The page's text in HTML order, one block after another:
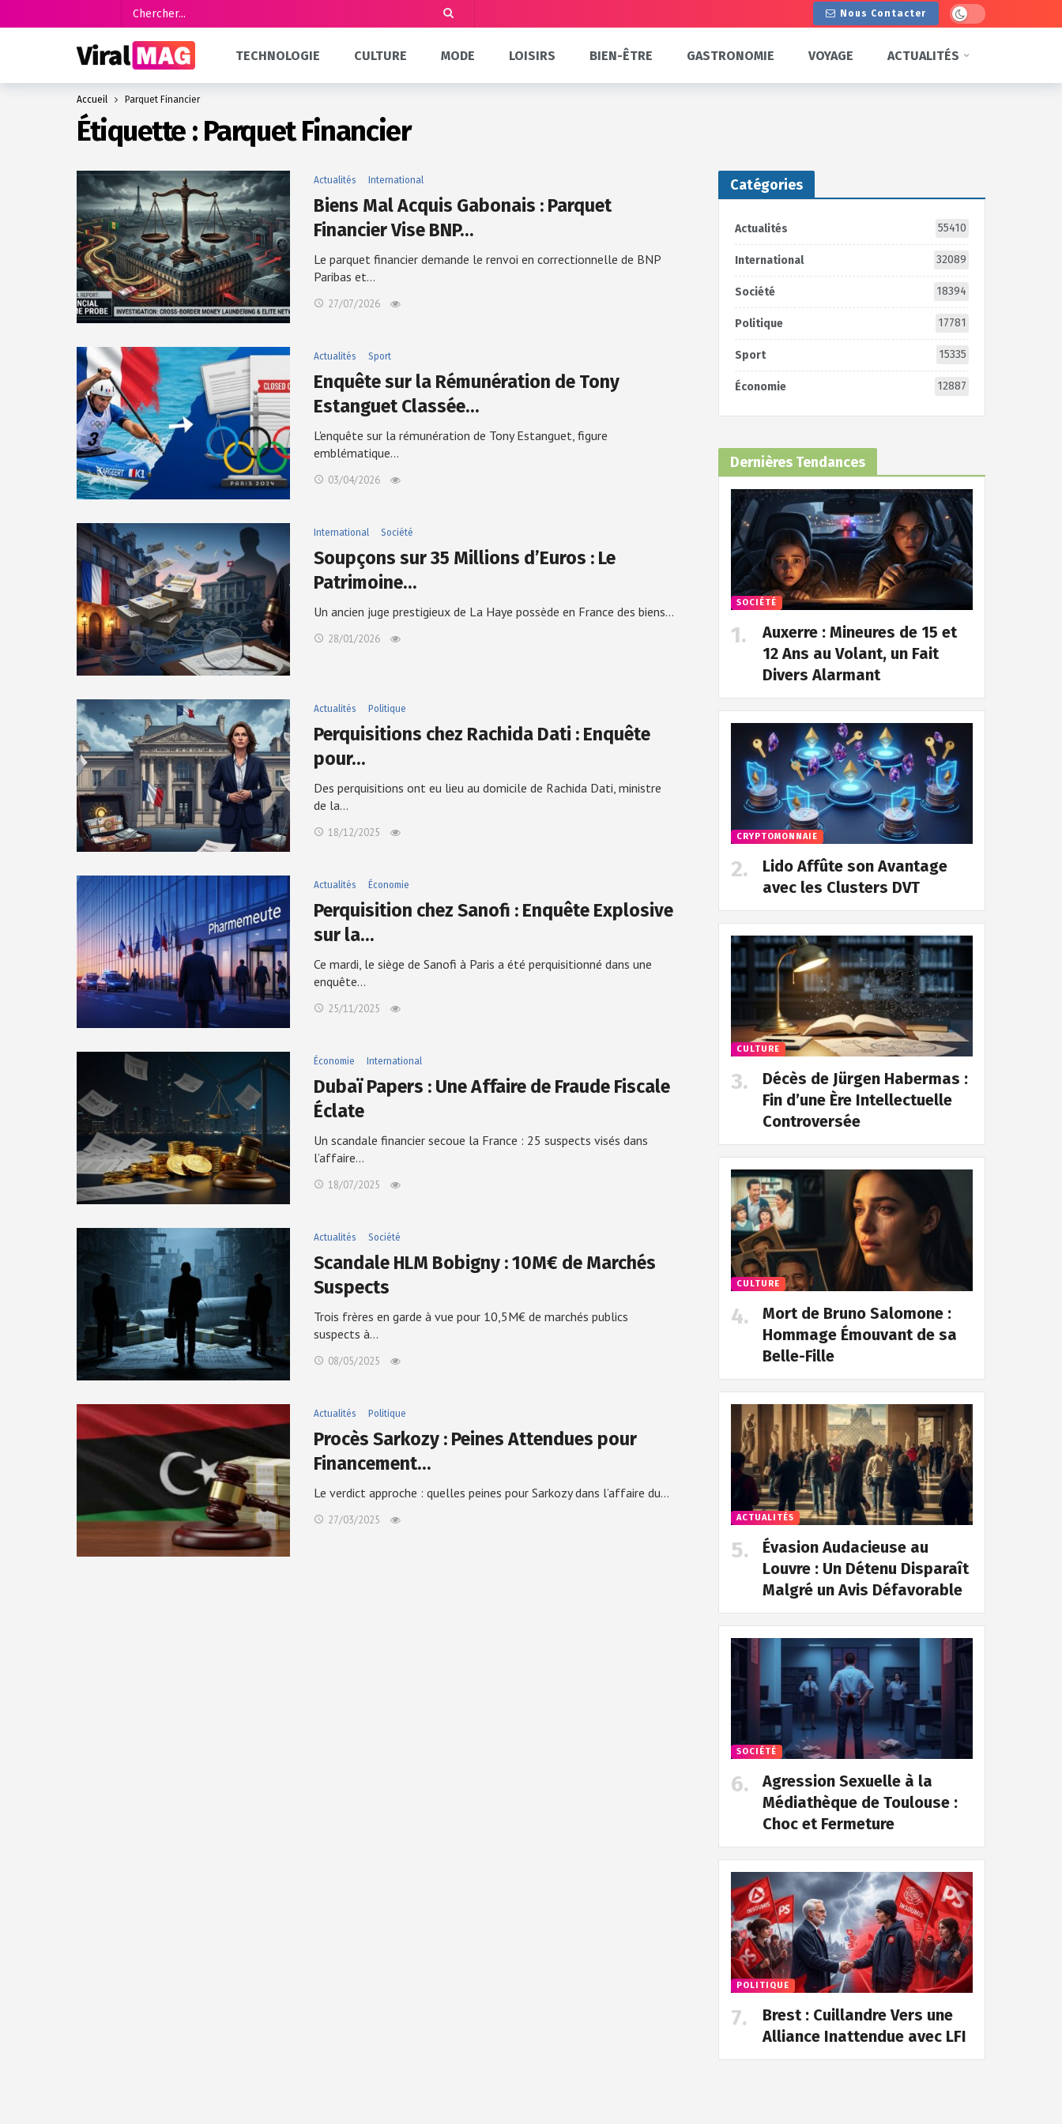
Nous Contacter Dark mode
TECHNOLOGIE CULTURE MODE LOISIRS BIEN-ÊTRE GASTRONOMIE VOYAGE ACTUALITÉS
Accueil Parquet Financier
Étiquette : Parquet Financier
Actualités International
Biens Mal Acquis Gabonais : Parquet
Financier Vise BNP…
Le parquet financier demande le renvoi en correctionnelle de BNP
Paribas et…
27/07/2026
Actualités Sport
Enquête sur la Rémunération de Tony
Estanguet Classée…
L'enquête sur la rémunération de Tony Estanguet, figure
emblématique…
03/04/2026
International Société
Soupçons sur 35 Millions d’Euros : Le
Patrimoine…
Un ancien juge prestigieux de La Haye possède en France des biens…
28/01/2026
Actualités Politique
Perquisitions chez Rachida Dati : Enquête
pour…
Des perquisitions ont eu lieu au domicile de Rachida Dati, ministre
de la…
18/12/2025
Actualités Économie
Perquisition chez Sanofi : Enquête Explosive
sur la…
Ce mardi, le siège de Sanofi à Paris a été perquisitionné dans une
enquête…
25/11/2025
Économie International
Dubaï Papers : Une Affaire de Fraude Fiscale
Éclate
Un scandale financier secoue la France : 25 suspects visés dans
l’affaire…
18/07/2025
Actualités Société
Scandale HLM Bobigny : 10M€ de Marchés
Suspects
Trois frères en garde à vue pour 10,5M€ de marchés publics
suspects à…
08/05/2025
Actualités Politique
Procès Sarkozy : Peines Attendues pour
Financement…
Le verdict approche : quelles peines pour Sarkozy dans l’affaire du…
27/03/2025
Catégories
Actualités 55410
International 32089
Société 18394
Politique 17781
Sport 15335
Économie 12887
Dernières Tendances
SOCIÉTÉ
Auxerre : Mineures de 15 et
12 Ans au Volant, un Fait
Divers Alarmant
CRYPTOMONNAIE
Lido Affûte son Avantage
avec les Clusters DVT
CULTURE
Décès de Jürgen Habermas :
Fin d’une Ère Intellectuelle
Controversée
CULTURE
Mort de Bruno Salomone :
Hommage Émouvant de sa
Belle-Fille
ACTUALITÉS
Évasion Audacieuse au
Louvre : Un Détenu Disparaît
Malgré un Avis Défavorable
SOCIÉTÉ
Agression Sexuelle à la
Médiathèque de Toulouse :
Choc et Fermeture
POLITIQUE
Brest : Cuillandre Vers une
Alliance Inattendue avec LFI